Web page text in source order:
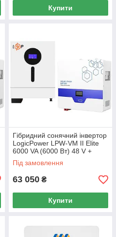
Купити
Гібридний сонячний інвертор
LogicPower LPW-VM II Elite
6000 VA (6000 Вт) 48 V +
LiFePO4 Aruna AN-LPB-N-
48100
Під замовлення
63 050 ₴
Купити